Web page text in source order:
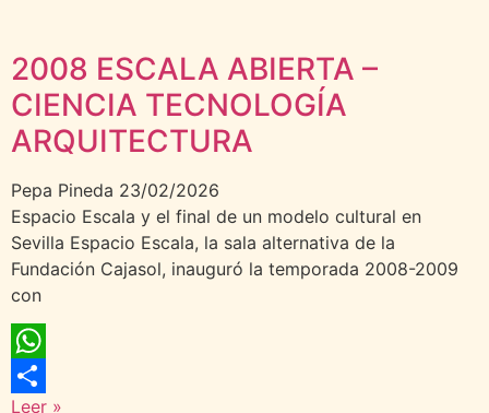
2008 ESCALA ABIERTA –
CIENCIA TECNOLOGÍA
ARQUITECTURA
Pepa Pineda 23/02/2026
Espacio Escala y el final de un modelo cultural en
Sevilla Espacio Escala, la sala alternativa de la
Fundación Cajasol, inauguró la temporada 2008-2009
con
WhatsApp
Leer »